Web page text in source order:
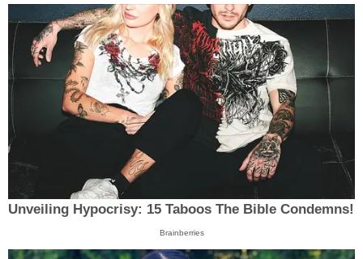
Unveiling Hypocrisy: 15 Taboos The Bible Condemns!
Brainberries